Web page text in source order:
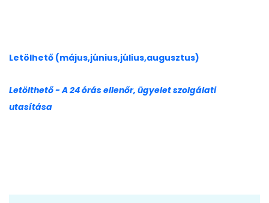
Letölhető (május,június,július,augusztus)
Letölthető - A 24 órás ellenőr, ügyelet szolgálati
utasítása